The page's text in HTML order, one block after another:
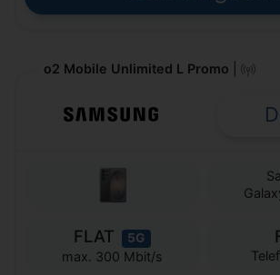
o2 Mobile Unlimited L Promo
FLAT 5G
max. 300 Mbit/s